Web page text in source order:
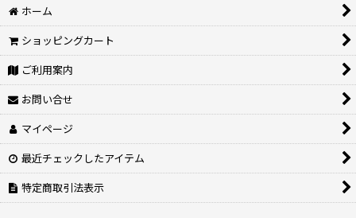
ホーム
ショッピングカート
ご利用案内
お問い合せ
マイページ
最近チェックしたアイテム
特定商取引法表示